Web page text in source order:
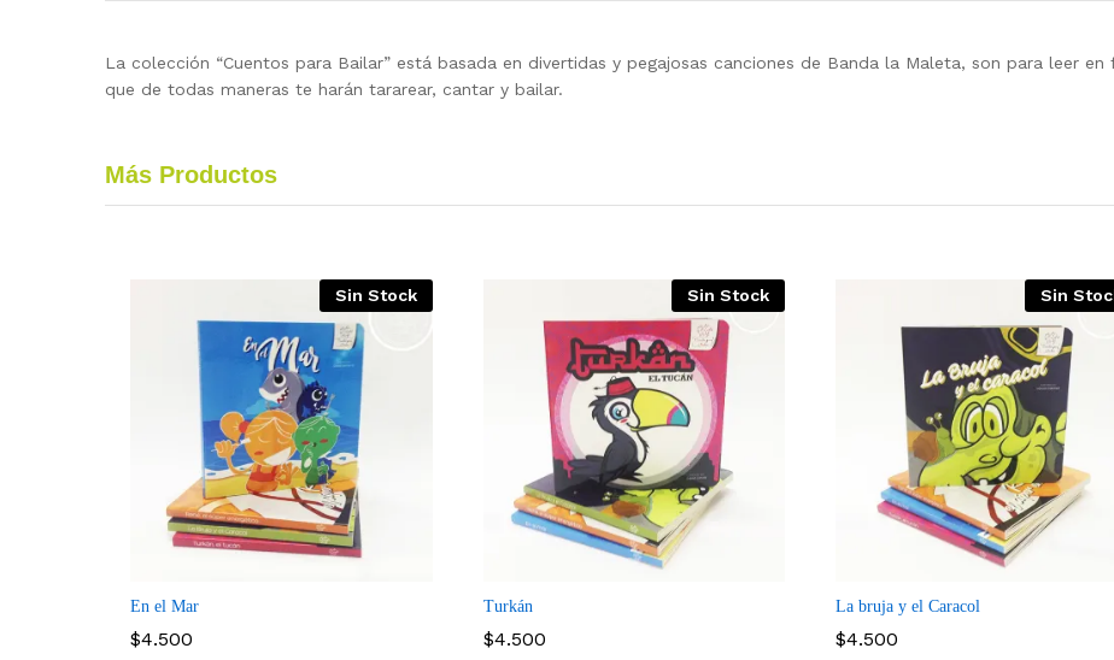
La colección “Cuentos para Bailar” está basada en divertidas y pegajosas canciones de Banda la Maleta, son para leer
que de todas maneras te harán tararear, cantar y bailar.
Más Productos
Sin Stock
En el Mar
$4.500
Sin Stock
Turkán
$4.500
Sin
La bruja y el Caracol
$4.500